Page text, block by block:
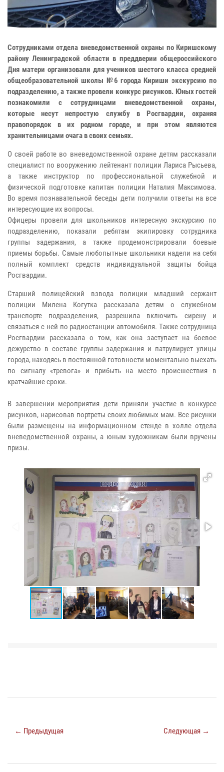
Сотрудниками отдела вневедомственной охраны по Киришскому
району Ленинградской области в преддверии общероссийского
Дня матери организовали для учеников шестого класса средней
общеобразовательной школы №6 города Кириши экскурсию по
подразделению, а также провели конкурс рисунков. Юных гостей
познакомили с сотрудницами вневедомственной охраны,
которые несут непростую службу в Росгвардии, охраняя
правопорядок в их родном городе, и при этом являются
хранительницами очага в своих семьях.
О своей работе во вневедомственной охране детям рассказали
специалист по вооружению лейтенант полиции Лариса Рысьева,
а также инструктор по профессиональной служебной и
физической подготовке капитан полиции Наталия Максимова.
Во время познавательной беседы дети получили ответы на все
интересующие их вопросы.
Офицеры провели для школьников интересную экскурсию по
подразделению, показали ребятам экипировку сотрудника
группы задержания, а также продемонстрировали боевые
приемы борьбы. Самые любопытные школьники надели на себя
полный комплект средств индивидуальной защиты бойца
Росгвардии.
Старший полицейский взвода полиции младший сержант
полиции Милена Когутка рассказала детям о служебном
транспорте подразделения, разрешила включить сирену и
связаться с ней по радиостанции автомобиля. Также сотрудница
Росгвардии рассказала о том, как она заступает на боевое
дежурство в составе группы задержания и патрулирует улицы
города, находясь в постоянной готовности моментально выехать
по сигналу «тревога» и прибыть на место происшествия в
кратчайшие сроки.
В завершении мероприятия дети приняли участие в конкурсе
рисунков, нарисовав портреты своих любимых мам. Все рисунки
были размещены на информационном стенде в холле отдела
вневедомственной охраны, а юным художникам были вручены
призы.
← Предыдущая Следующая →